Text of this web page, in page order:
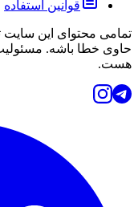
قوانین استفاده
تمامی محتوای این
حاوی خطا باشه. مسئولیت
هست.